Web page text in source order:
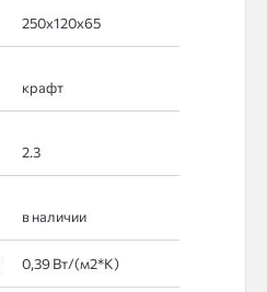
в наличии
0,39 Вт/(м2*К)